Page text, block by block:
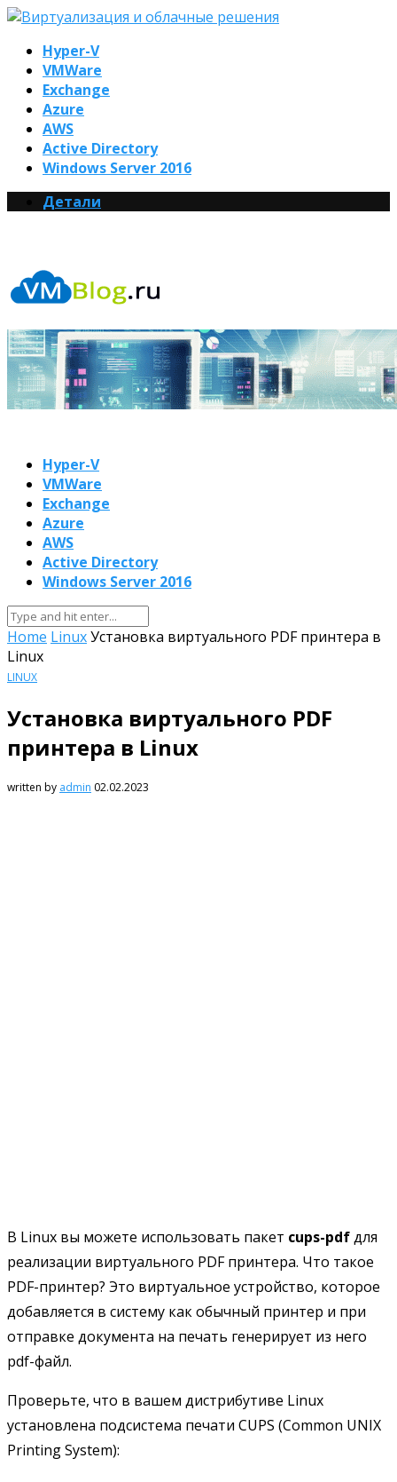
Hyper-V
VMWare
Exchange
Azure
AWS
Active Directory
Windows Server 2016
Детали
Hyper-V
VMWare
Exchange
Azure
AWS
Active Directory
Windows Server 2016
Home LinuxУстановка виртуального PDF принтера в
Linux
LINUX
Установка виртуального PDF
принтера в Linux
written by admin 02.02.2023
В Linux вы можете использовать пакет cups-pdfдля
реализации виртуального PDF принтера. Что такое
PDF-принтер? Это виртуальное устройство, которое
добавляется в систему как обычный принтер и при
отправке документа на печать генерирует из него
pdf-файл.
Проверьте, что в вашем дистрибутиве Linux
установлена подсистема печати CUPS (Common UNIX
Printing System):